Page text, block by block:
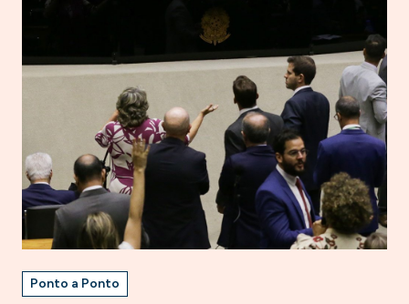
Ponto a Ponto